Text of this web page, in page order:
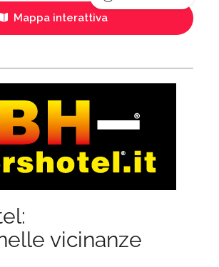
Mappa interattiva
vicinanze